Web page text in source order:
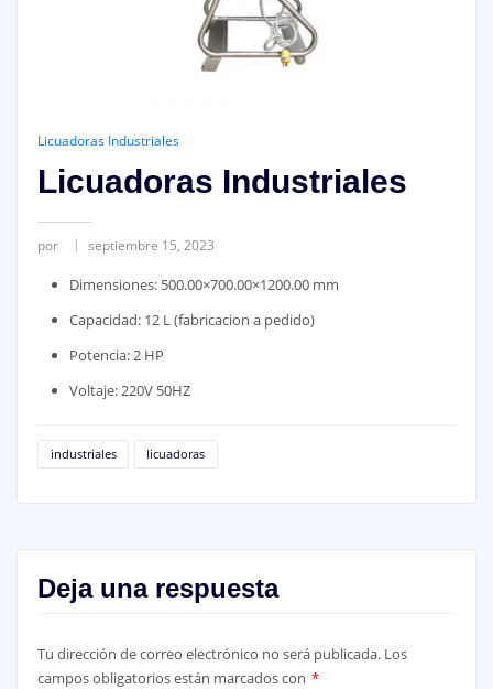
Licuadoras Industriales
Licuadoras Industriales
por septiembre 15, 2023
Dimensiones: 500.00×700.00×1200.00 mm
Capacidad: 12 L (fabricacion a pedido)
Potencia: 2 HP
Voltaje: 220V 50HZ
industriales licuadoras
Deja una respuesta
Tu dirección de correo electrónico no será publicada. Los
campos obligatorios están marcados con *